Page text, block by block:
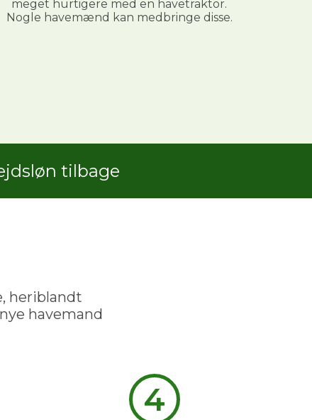
meget hurtigere med en havetraktor.
Nogle havemænd kan medbringe disse.
tilbage
heriblandt
havemand
4